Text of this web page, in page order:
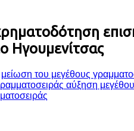
Ηγουμενίτσας
μείωση του μεγέθους
αύξηση